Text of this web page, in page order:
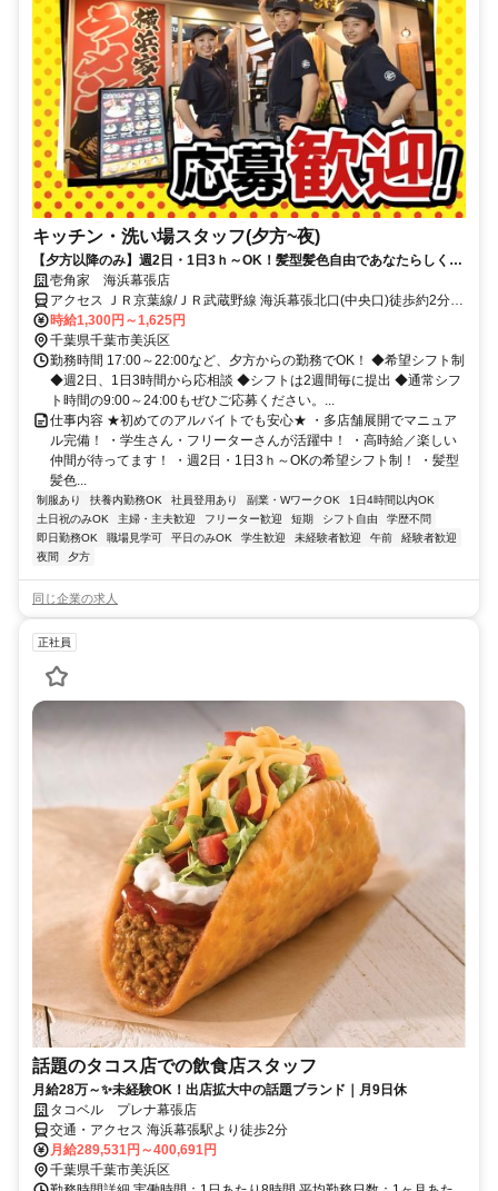
キッチン・洗い場スタッフ(夕方~夜)
【夕方以降のみ】週2日・1日3ｈ～OK！髪型髪色自由であなたらしく勤
務！壱角家 海浜幕張店
アクセス ＪＲ京葉線/ＪＲ武蔵野線 海浜幕張北口(中央口)徒歩約2分、
京成千葉線 京成幕張徒歩約24分、ＪＲ総武本線 幕張南口徒歩約25分
時給1,300円～1,625円
千葉県千葉市美浜区
勤務時間 17:00～22:00など、夕方からの勤務でOK！ ◆希望シフト制
◆週2日、1日3時間から応相談 ◆シフトは2週間毎に提出 ◆通常シフ
ト時間の9:00～24:00もぜひご応募ください。...
仕事内容 ★初めてのアルバイトでも安心★ ・多店舗展開でマニュア
ル完備！ ・学生さん・フリーターさんが活躍中！ ・高時給／楽しい
仲間が待ってます！ ・週2日・1日3ｈ～OKの希望シフト制！ ・髪型
髪色...
制服あり 扶養内勤務OK 社員登用あり 副業・WワークOK
1日4時間以内OK
土日祝のみOK
主婦・主夫歓迎 フリーター歓迎 短期 シフト自由
学歴不問
即日勤務OK
職場見学可 平日のみOK 学生歓迎 未経験者歓迎 午前
経験者歓迎
夜間
夕方
同じ企業の求人
正社員
話題のタコス店での飲食店スタッフ
月給28万～✨未経験OK！出店拡大中の話題ブランド｜月9日休
タコベル プレナ幕張店
交通・アクセス 海浜幕張駅より徒歩2分
月給289,531円～400,691円
千葉県千葉市美浜区